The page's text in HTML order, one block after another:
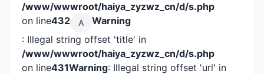
/www/wwwroot/haiya_zyzwz_cn/d/s.php
on line432 A
Warning
: Illegal string offset 'title' in
/www/wwwroot/haiya_zyzwz_cn/d/s.php
on line431Warning: Illegal string offset 'url' in